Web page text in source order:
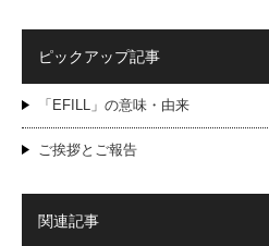
ピックアップ記事
「EFILL」の意味・由来
ご挨拶とご報告
関連記事